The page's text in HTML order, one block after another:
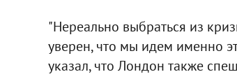
"Нереально выбраться из
уверен, что мы идем именно
указал, что Лондон также